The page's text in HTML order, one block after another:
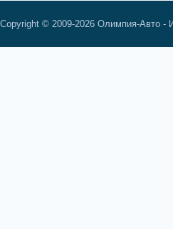
Copyright © 2009-2026 Олимпия-Авто -